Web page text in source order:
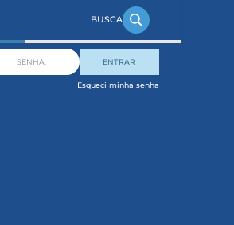
ENTRAR
Esqueci minha senha